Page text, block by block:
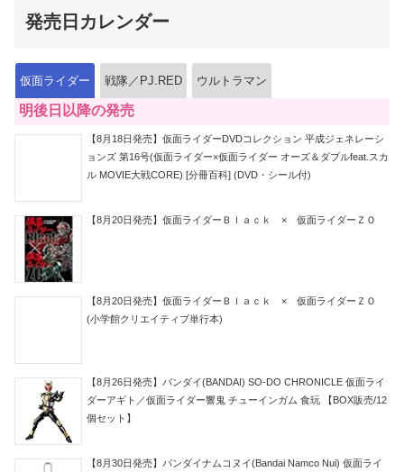
発売日カレンダー
仮面ライダー 戦隊／PJ.RED ウルトラマン
明後日以降の発売
【8月18日発売】仮面ライダーDVDコレクション 平成ジェネレーシ
ョンズ 第16号(仮面ライダー×仮面ライダー オーズ＆ダブルfeat.スカ
ル MOVIE大戦CORE) [分冊百科] (DVD・シール付)
【8月20日発売】仮面ライダーＢｌａｃｋ × 仮面ライダーＺＯ
【8月20日発売】仮面ライダーＢｌａｃｋ × 仮面ライダーＺＯ
(小学館クリエイティブ単行本)
【8月26日発売】バンダイ(BANDAI) SO-DO CHRONICLE 仮面ライ
ダーアギト／仮面ライダー響鬼 チューインガム 食玩 【BOX販売/12
個セット】
【8月30日発売】バンダイナムコヌイ(Bandai Namco Nui) 仮面ライ